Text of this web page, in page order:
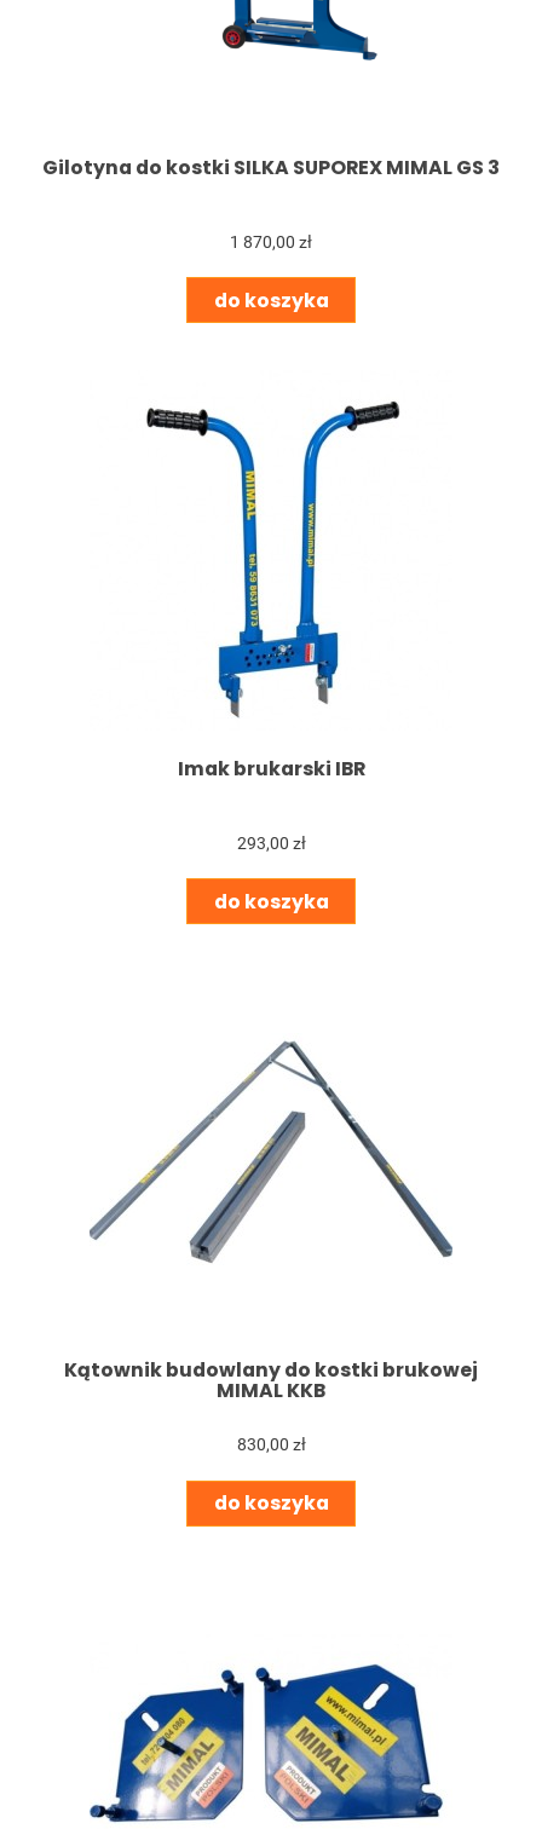
Gilotyna do kostki SILKA SUPOREX MIMAL GS 3
1 870,00 zł
do koszyka
Imak brukarski IBR
293,00 zł
do koszyka
Kątownik budowlany do kostki brukowej
MIMAL KKB
830,00 zł
do koszyka